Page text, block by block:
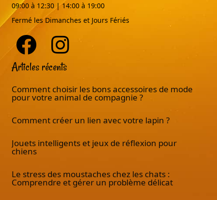
09:00 à 12:30 | 14:00 à 19:00
Fermé les Dimanches et Jours Fériés
Articles récents
Comment choisir les bons accessoires de mode
pour votre animal de compagnie ?
Comment créer un lien avec votre lapin ?
Jouets intelligents et jeux de réflexion pour
chiens
Le stress des moustaches chez les chats :
Comprendre et gérer un problème délicat